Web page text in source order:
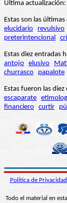
Última
Estas son las
elucidario
revulsivo
preterintencional
Estas diez entradas
antojo elusivo
churrasco
papalote
Estas fueron las
escaparate
financiero curtir
Política de Privacidad
Todo el material en